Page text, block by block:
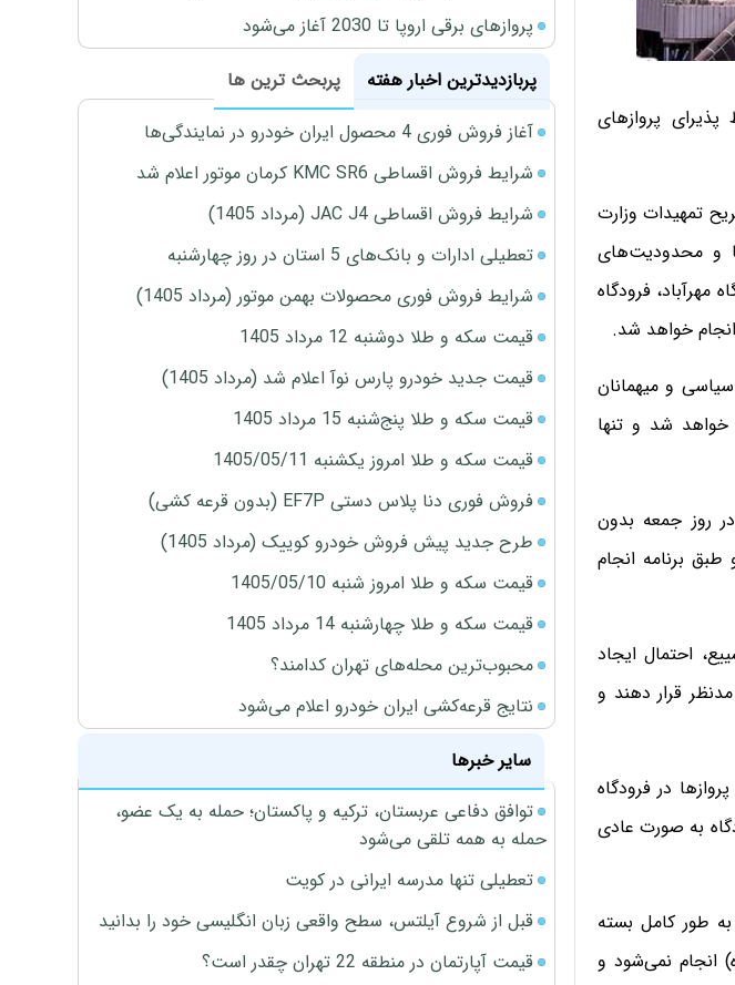
ساعت 5 صبح روز جمعه فقط پذیرای پروازهای
۱۰ تیر) در نشست خبری تشریح تمهیدات وزارت
و محدودیت‌های
فرودگاه
انجام خواهد شد.
مقامات سیاسی و میهمانان
خواهد شد و تنها
روز جمعه بدون
برنامه انجام
احتمال ایجاد
قرار دهند و
برای انجام پروازها در فرودگاه
به صورت عادی
به طور کامل بسته
انجام نمی‌شود و
پروازهای برقی اروپا تا 2030 آغاز می‌شود
پربازدیدترین اخبار هفته
پربحث ترین ها
آغاز فروش فوری 4 محصول ایران خودرو در نمایندگی‌ها
شرایط فروش اقساطی KMC SR6 کرمان موتور اعلام شد
شرایط فروش اقساطی JAC J4 (مرداد 1405)
تعطیلی ادارات و بانک‌های 5 استان در روز چهارشنبه
شرایط فروش فوری محصولات بهمن موتور (مرداد 1405)
قیمت سکه و طلا دوشنبه 12 مرداد 1405
قیمت جدید خودرو پارس نوآ اعلام شد (مرداد 1405)
قیمت سکه و طلا پنج‌شنبه 15 مرداد 1405
قیمت سکه و طلا امروز یکشنبه 1405/05/11
فروش فوری دنا پلاس دستی EF7P (بدون قرعه کشی)
طرح جدید پیش فروش خودرو کوییک (مرداد 1405)
قیمت سکه و طلا امروز شنبه 1405/05/10
قیمت سکه و طلا چهارشنبه 14 مرداد 1405
محبوب‌ترین محله‌های تهران کدامند؟
نتایج قرعه‌کشی ایران خودرو اعلام می‌شود
سایر خبرها
توافق دفاعی عربستان، ترکیه و پاکستان؛ حمله به یک عضو،
حمله به همه تلقی می‌شود
تعطیلی تنها مدرسه ایرانی در کویت
قبل از شروع آیلتس، سطح واقعی زبان انگلیسی خود را بدانید
قیمت آپارتمان در منطقه 22 تهران چقدر است؟